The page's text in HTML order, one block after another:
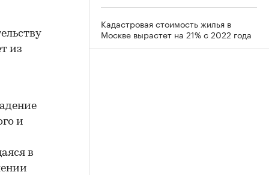
из
и
в
Кадастровая стоимость жилья в
Москве вырастет на 21% с 2022 года